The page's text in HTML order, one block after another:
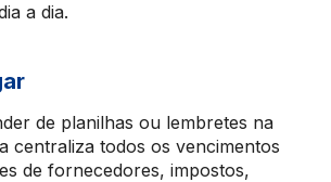
a dia.
de planilhas ou lembretes na
centraliza todos os vencimentos
de fornecedores, impostos,